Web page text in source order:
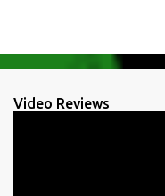
Video Reviews